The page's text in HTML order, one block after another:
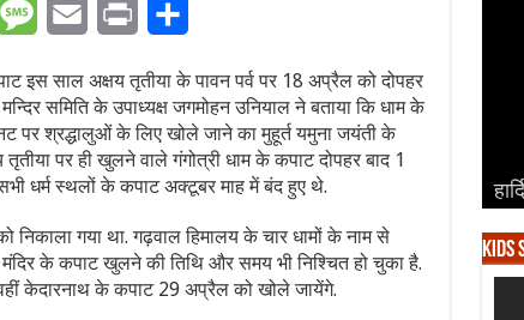
MessageEmail Print
इस साल अक्षय तृतीया के पावन पर्व पर 18 अप्रैल को दोपहर
समिति के उपाध्यक्ष जगमोहन उनियाल ने बताया कि धाम के
पर श्रद्धालुओं के लिए खोले जाने का मुहूर्त यमुना जयंती के
तृतीया पर ही खुलने वाले गंगोत्री धाम के कपाट दोपहर बाद 1
धर्म स्थलों के कपाट अक्टूबर माह में बंद हुए थे.
गया था. गढ़वाल हिमालय के चार धामों के नाम से
मंदिर के कपाट खुलने की तिथि और समय भी निश्चित हो चुका है.
केदारनाथ के कपाट 29 अप्रैल को खोले जायेंगे.
Kids